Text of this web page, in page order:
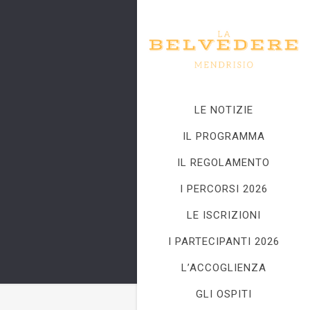
LE NOTIZIE
IL PROGRAMMA
IL REGOLAMENTO
I PERCORSI 2026
LE ISCRIZIONI
I PARTECIPANTI 2026
L’ACCOGLIENZA
GLI OSPITI